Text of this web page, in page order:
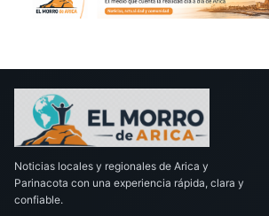
Noticias locales y regionales de Arica y
Parinacota con una experiencia rápida, clara y
confiable.